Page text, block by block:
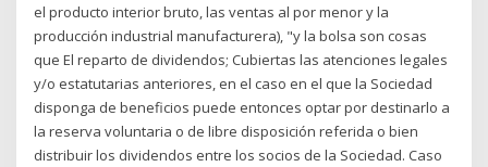
el producto interior bruto, las ventas al por menor y la
producción industrial manufacturera), "y la bolsa son cosas
que El reparto de dividendos; Cubiertas las atenciones legales
y/o estatutarias anteriores, en el caso en el que la Sociedad
disponga de beneficios puede entonces optar por destinarlo a
la reserva voluntaria o de libre disposición referida o bien
distribuir los dividendos entre los socios de la Sociedad. Caso